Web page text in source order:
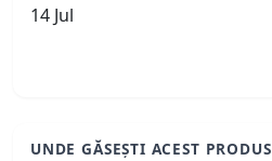
14 Jul
UNDE GĂSEȘTI ACEST PRODUS